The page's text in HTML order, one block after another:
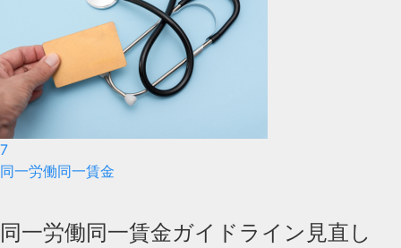
7
同一労働同一賃金
同一労働同一賃金ガイドライン見直し